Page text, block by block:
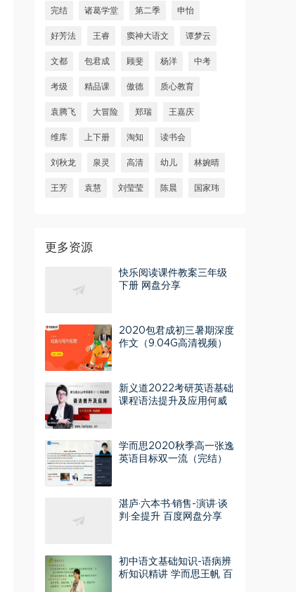
完结 诸葛学堂 第二季 申怡
好芳法 王睿 窦神大语文 谭梦云
文都 包君成 顾斐 杨洋 中考
考级 精品课 傲德 质心教育
袁腾飞 大冒险 郑瑞 王嘉庆
维库 上下册 淘知 读书会
刘秋龙 泉灵 高清 幼儿 林婉晴
王芳 袁慧 刘莹莹 陈晨 国家玮
更多资源
快乐阅读课件教案三年级
下册 网盘分享
2020包君成初三暑期深度
作文（9.04G高清视频）
新义道2022考研英语基础
课程语法提升及应用何威
学而思2020秋季高一张逸
英语目标双一流（完结）
湛庐·六本书·销售-演讲·谈
判·全提升 百度网盘分享
初中语文基础知识-语病辨
析知识精讲 学而思王帆 百